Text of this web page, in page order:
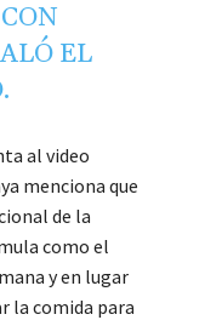
EL
al video
menciona que
de la
como el
y en lugar
la comida para